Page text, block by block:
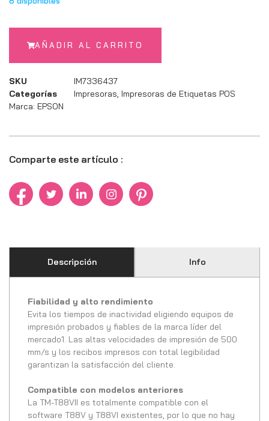
AÑADIR AL CARRITO
SKU
IM7336437
Categorías
Impresoras, Impresoras de Etiquetas POS
Marca: EPSON
Comparte este artículo :
Descripción Info
Fiabilidad y alto rendimiento
Evita los tiempos de inactividad eligiendo equipos de
impresión probados y fiables de la marca líder del
mercado1. Las altas velocidades de impresión de 500
mm/s y los recibos impresos con total legibilidad
garantizan la satisfacción del cliente.
Compatible con modelos anteriores
La TM-T88VII es totalmente compatible con el
software T88V y T88VI existentes, por lo que no hay